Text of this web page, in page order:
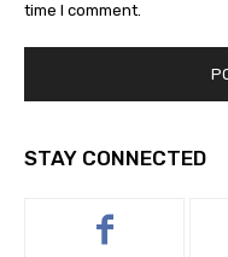
time I comment.
STAY CONNECTED